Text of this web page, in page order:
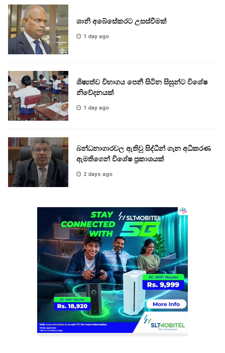
ශානි අබේසේකරට උසස්වීමක්
1 day ago
ශිෂ්‍යත්ව විභාගය පෙනී සිටින සිසුන්ට විශේෂ
නිවේදනයක්
1 day ago
බන්ධනාගාරවල ඇතිවු සිද්ධීන් ගැන අධිකරණ
ඇමතිගෙන් විශේෂ ප්‍රකාශයක්
2 days ago